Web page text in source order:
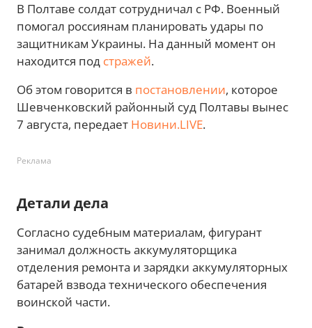
В Полтаве солдат сотрудничал с РФ. Военный
помогал россиянам планировать удары по
защитникам Украины. На данный момент он
находится под стражей.
Об этом говорится в постановлении, которое
Шевченковский районный суд Полтавы вынес
7 августа, передает Новини.LIVE.
Реклама
Детали дела
Согласно судебным материалам, фигурант
занимал должность аккумуляторщика
отделения ремонта и зарядки аккумуляторных
батарей взвода технического обеспечения
воинской части.